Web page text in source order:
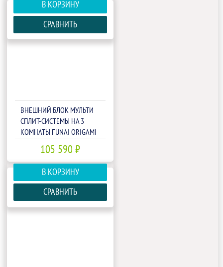
В КОРЗИНУ
СРАВНИТЬ
ВНЕШНИЙ БЛОК МУЛЬТИ
СПЛИТ-СИСТЕМЫ НА 3
КОМНАТЫ FUNAI ORIGAMI
KODO FREE MATCH RAM-I-
3OK80HP.01/U
105 590 ₽
В КОРЗИНУ
СРАВНИТЬ